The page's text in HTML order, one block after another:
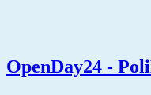
OpenDay24 -